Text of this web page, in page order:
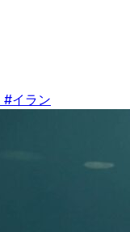
#イラン